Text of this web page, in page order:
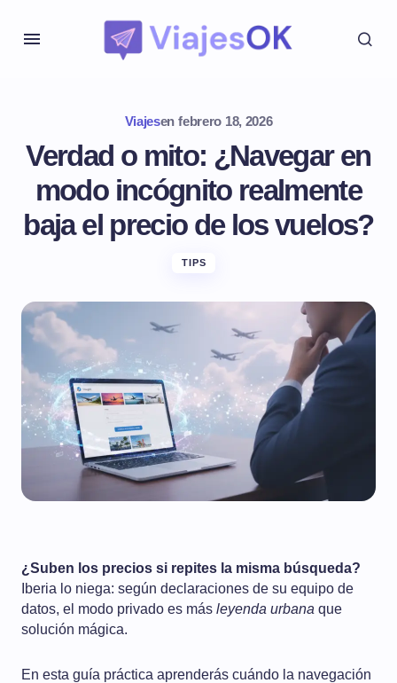
Viajesen febrero 18, 2026
Verdad o mito: ¿Navegar en
modo incógnito realmente
baja el precio de los vuelos?
TIPS
¿Suben los precios si repites la misma búsqueda?
Iberia lo niega: según declaraciones de su equipo de
datos, el modo privado es más leyenda urbana que
solución mágica.
En esta guía práctica aprenderás cuándo la navegación